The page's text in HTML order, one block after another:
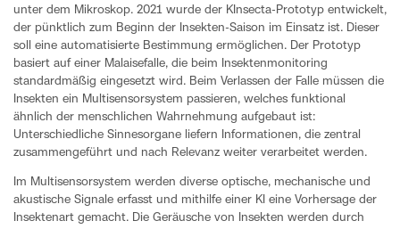
unter dem Mikroskop. 2021 wurde der KInsecta-Prototyp entwickelt,
der pünktlich zum Beginn der Insekten-Saison im Einsatz ist. Dieser
soll eine automatisierte Bestimmung ermöglichen. Der Prototyp
basiert auf einer Malaisefalle, die beim Insektenmonitoring
standardmäßig eingesetzt wird. Beim Verlassen der Falle müssen die
Insekten ein Multisensorsystem passieren, welches funktional
ähnlich der menschlichen Wahrnehmung aufgebaut ist:
Unterschiedliche Sinnesorgane liefern Informationen, die zentral
zusammengeführt und nach Relevanz weiter verarbeitet werden.
Im Multisensorsystem werden diverse optische, mechanische und
akustische Signale erfasst und mithilfe einer KI eine Vorhersage der
Insektenart gemacht. Die Geräusche von Insekten werden durch